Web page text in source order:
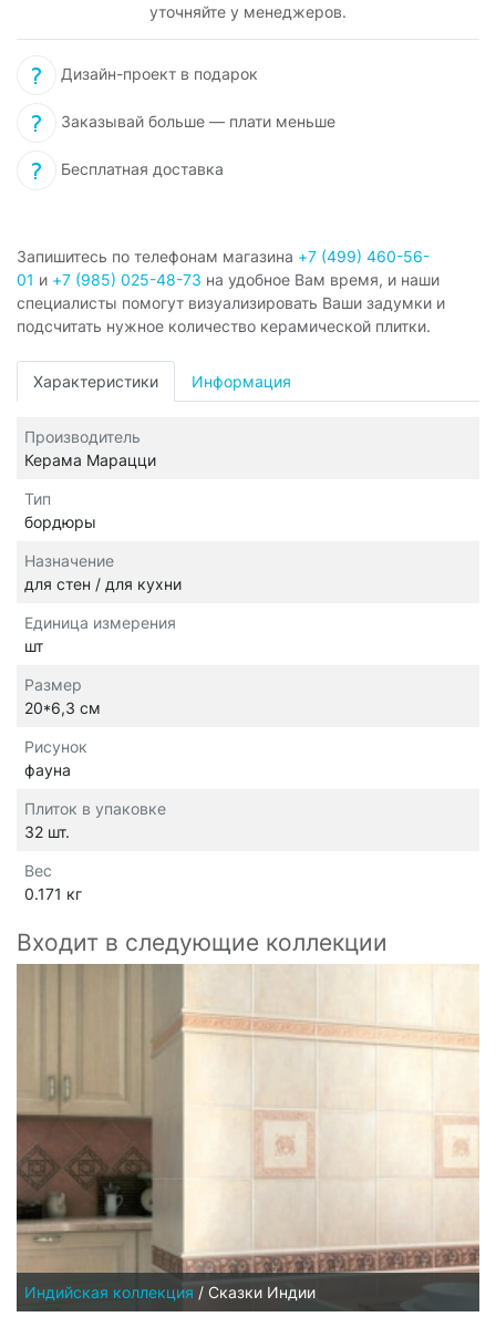
уточняйте у менеджеров.
Дизайн-проект в подарок
Заказывай больше — плати меньше
Бесплатная доставка
Запишитесь по телефонам магазина +7 (499) 460-56-
01 и +7 (985) 025-48-73 на удобное Вам время, и наши
специалисты помогут визуализировать Ваши задумки и
подсчитать нужное количество керамической плитки.
Характеристики Информация
Производитель
Керама Марацци
Тип
бордюры
Назначение
для стен / для кухни
Единица измерения
шт
Размер
20*6,3 см
Рисунок
фауна
Плиток в упаковке
32 шт.
Вес
0.171 кг
Входит в следующие коллекции
Индийская коллекция / Сказки Индии